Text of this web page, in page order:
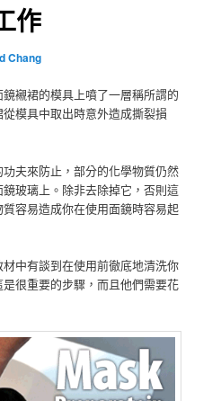
作
Chang
襯裙的模具上噴了一層稱所謂的
模具中取出時意外造成撕裂損
夫來防止，部分的化學物質仍然
玻璃上。除非去除掉它，否則這
容易造成你在使用面鏡時容易起
中有談到在使用前徹底地清洗你
很重要的步驟，而且他們需要花